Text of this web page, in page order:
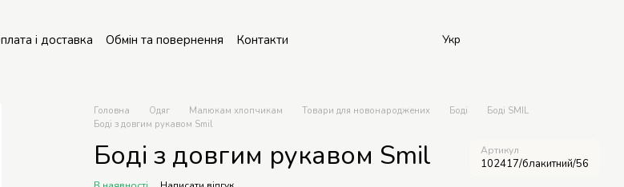
і доставка Обмін та повернення
Контакти
Укр
Головна Одяг Малюкам хлопчикам Товари для новонароджених Боді
Боді SMIL
Боді з довгим рукавом Smil
Боді з довгим рукавом Smil Артикул
102417/блакитний/56